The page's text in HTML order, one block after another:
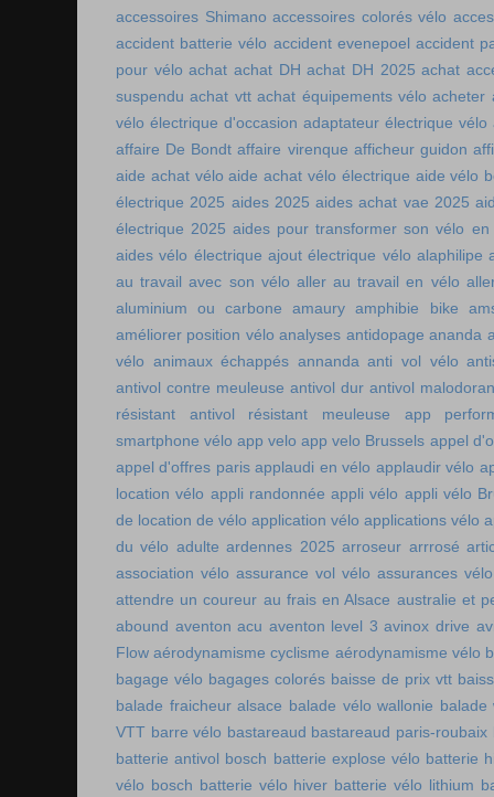
accessoires Shimano accessoires colorés vélo
accident batterie vélo accident evenepoel accident
pour vélo achat achat DH achat DH 2025 achat
suspendu achat vtt achat équipements vélo acheter
vélo électrique d'occasion adaptateur électrique vélo
affaire De Bondt affaire virenque afficheur guidon
aide achat vélo aide achat vélo électrique aide vélo
électrique 2025 aides 2025 aides achat vae 2025
électrique 2025 aides pour transformer son vélo en
aides vélo électrique ajout électrique vélo alaphilipe
au travail avec son vélo aller au travail en vélo
aluminium ou carbone
amaury amphibie bike
améliorer position vélo analyses antidopage ananda
vélo animaux échappés annanda anti vol vélo
antivol contre meuleuse antivol dur antivol
résistant
antivol résistant meuleuse
app
smartphone vélo app velo app velo Brussels appel
appel d'offres paris applaudi en vélo applaudir vélo
location vélo appli randonnée appli vélo appli vélo
de location de vélo application vélo applications vélo
du vélo adulte ardennes 2025 arroseur arrrosé
association vélo assurance vol vélo assurances vélo
attendre un coureur au frais en Alsace australie et
abound aventon acu aventon level 3 avinox drive
Flow aérodynamisme cyclisme aérodynamisme vélo
bagage vélo bagages colorés baisse de prix vtt
balade fraicheur alsace balade vélo wallonie balade
VTT barre vélo bastareaud bastareaud paris-roubaix
batterie antivol bosch batterie explose vélo batterie
vélo bosch batterie vélo hiver batterie vélo lithium